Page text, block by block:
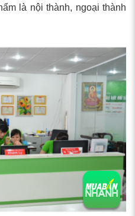
là nội thành, ngoại thành